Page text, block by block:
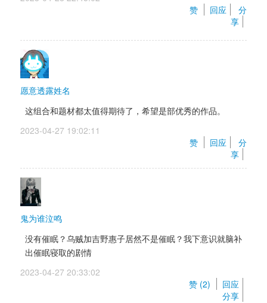
赞
回应
分
享
愿意透露姓名
这组合和题材都太值得期待了，希望是部优秀的作品。
2023-04-27 19:02:11
赞
回应
分
享
鬼为谁泣鸣
没有催眠？乌贼加吉野惠子居然不是催眠？我下意识就脑补
出催眠寝取的剧情
2023-04-27 20:33:02
赞 (2)
回应
分享